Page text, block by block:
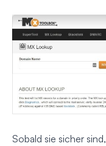
Sobald sie sicher